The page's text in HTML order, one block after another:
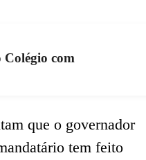
com
que o governador
tem feito